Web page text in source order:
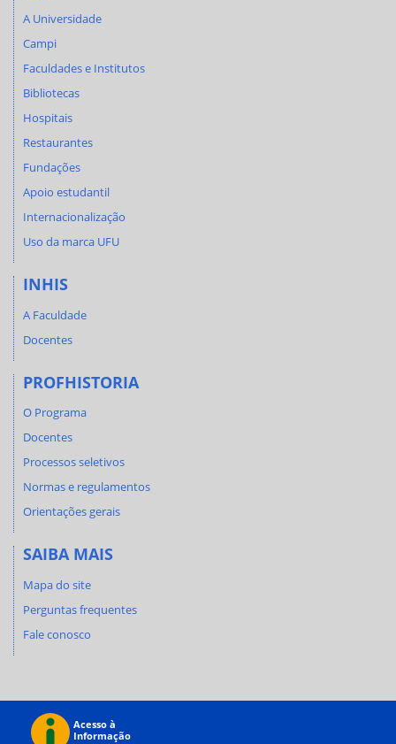
A Universidade
Campi
Faculdades e Institutos
Bibliotecas
Hospitais
Restaurantes
Fundações
Apoio estudantil
Internacionalização
Uso da marca UFU
INHIS
A Faculdade
Docentes
PROFHISTORIA
O Programa
Docentes
Processos seletivos
Normas e regulamentos
Orientações gerais
SAIBA MAIS
Mapa do site
Perguntas frequentes
Fale conosco